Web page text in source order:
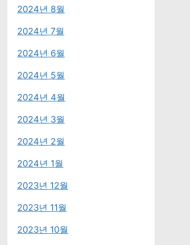
2024년 8월
2024년 7월
2024년 6월
2024년 5월
2024년 4월
2024년 3월
2024년 2월
2024년 1월
2023년 12월
2023년 11월
2023년 10월